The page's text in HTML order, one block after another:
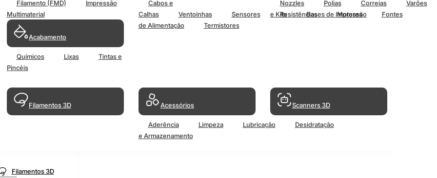
Filamento (FMD)
Impressão
Multimaterial
Acabamento
Químicos Lixas
Tintas e
Pincéis
Cabos e
Calhas
Ventoinhas Sensores Resistências Motores
Fontes
de Alimentação
Termistores
Nozzles Polias Correias
Varões
e Kits
Bases de Impressão
Filamentos 3D Acessórios
Aderência Limpeza Lubricação
Desidratação
e Armazenamento
Scanners 3D
Filamentos 3D